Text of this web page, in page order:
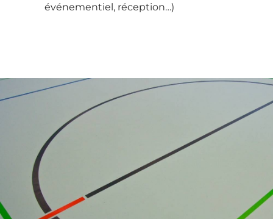
événementiel, réception…)